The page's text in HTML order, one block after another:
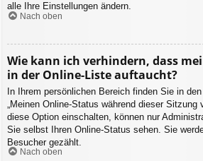
alle Ihre Einstellungen ändern.
Nach oben
Wie kann ich verhindern, dass
in der Online-Liste auftaucht?
In Ihrem persönlichen Bereich finden Sie in
„Meinen Online-Status während dieser Sitzung
diese Option einschalten, können nur
Sie selbst Ihren Online-Status sehen. Sie
Besucher gezählt.
Nach oben